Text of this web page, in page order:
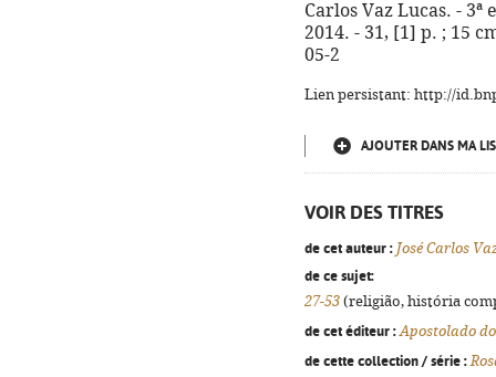
Carlos Vaz Lucas. - 3ª
2014. - 31, [1] p. ; 15
05-2
Lien persistant: http://
AJOUTER DANS MA
VOIR DES TITRES
de cet auteur : José Carlos
de ce sujet:
27-53 (religião, história
de cet éditeur : Apostolado
de cette collection / série :